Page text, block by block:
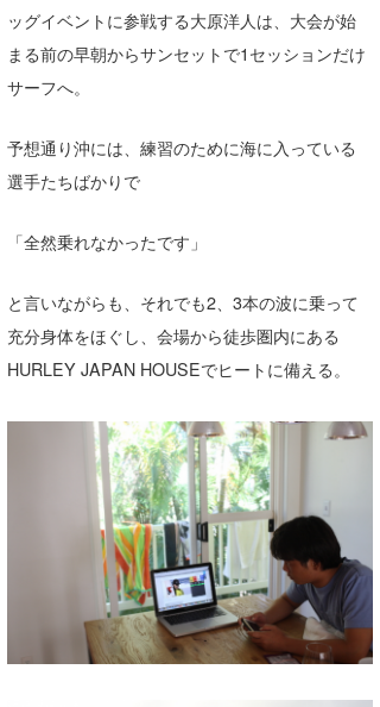
ッグイベントに参戦する大原洋人は、大会が始
まる前の早朝からサンセットで1セッションだけ
サーフへ。
予想通り沖には、練習のために海に入っている
選手たちばかりで
「全然乗れなかったです」
と言いながらも、それでも2、3本の波に乗って
充分身体をほぐし、会場から徒歩圏内にある
HURLEY JAPAN HOUSEでヒートに備える。
Naoya Kimoto
mitsuteru Kamio
CBA Films
熊谷素子
メディア
SURFMEDIA
波伝説アンバサダー/プロライダー
田原啓江
植村未来
大野”MAR”修聖
喜納海人
chan-U
ECE
KOBU
MIN